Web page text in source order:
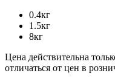
0.4кг
1.5кг
8кг
Цена действительна
отличаться от цен в